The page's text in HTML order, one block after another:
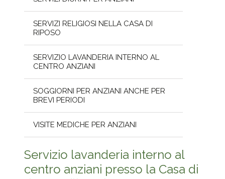
SERVIZI RELIGIOSI NELLA CASA DI
RIPOSO
SERVIZIO LAVANDERIA INTERNO AL
CENTRO ANZIANI
SOGGIORNI PER ANZIANI ANCHE PER
BREVI PERIODI
VISITE MEDICHE PER ANZIANI
Servizio lavanderia interno al
centro anziani presso la Casa di